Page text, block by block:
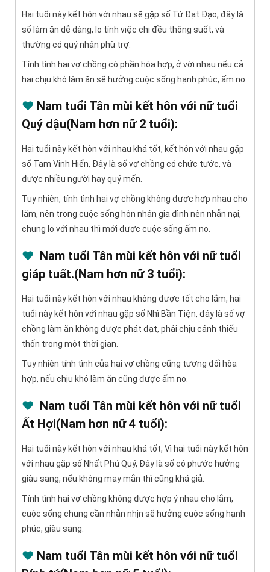
Hai tuổi này kết hôn với nhau sẽ gặp số Tứ Đạt Đạo, đây là
số làm ăn dễ dàng, lo tính việc chi đều thông suốt, và
thường có quý nhân phù trợ.
Tính tình hai vợ chồng có phần hòa hợp, ở với nhau nếu cả
hai chịu khó làm ăn sẽ hưởng cuộc sống hạnh phúc, ấm no.
♥ Nam tuổi Tân mùi kết hôn với nữ tuổi
Quý dậu(Nam hơn nữ 2 tuổi):
Hai tuổi này kết hôn với nhau khá tốt, kết hôn với nhau gặp
số Tam Vinh Hiển, Đây là số vợ chồng có chức tước, và
được nhiều người hay quý mến.
Tuy nhiên, tính tình hai vợ chồng không được hợp nhau cho
lắm, nên trong cuộc sống hôn nhân gia đình nên nhẫn nại,
chung lo với nhau thì mới được cuộc sống ấm no.
♥ Nam tuổi Tân mùi kết hôn với nữ tuổi
giáp tuất.(Nam hơn nữ 3 tuổi):
Hai tuổi này kết hôn với nhau không được tốt cho lắm, hai
tuổi này kết hôn với nhau gặp số Nhì Bần Tiện, đây là số vợ
chồng làm ăn không được phát đạt, phải chịu cảnh thiếu
thốn trong một thời gian.
Tuy nhiên tính tình của hai vợ chồng cũng tương đối hòa
hợp, nếu chịu khó làm ăn cũng được ấm no.
♥ Nam tuổi Tân mùi kết hôn với nữ tuổi
Ất Hợi(Nam hơn nữ 4 tuổi):
Hai tuổi này kết hôn với nhau khá tốt, Vì hai tuổi này kết hôn
với nhau gặp số Nhất Phú Quý, Đây là số có phước hưởng
giàu sang, nếu không may mắn thì cũng khá giả.
Tính tình hai vợ chồng không được hợp ý nhau cho lắm,
cuộc sống chung cần nhẫn nhịn sẽ hưởng cuộc sống hạnh
phúc, giàu sang.
♥ Nam tuổi Tân mùi kết hôn với nữ tuổi